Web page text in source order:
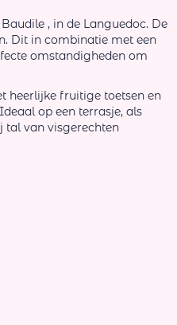
, in de Languedoc. De
Dit in combinatie met een
omstandigheden om
heerlijke fruitige toetsen en
op een terrasje, als
tal van visgerechten